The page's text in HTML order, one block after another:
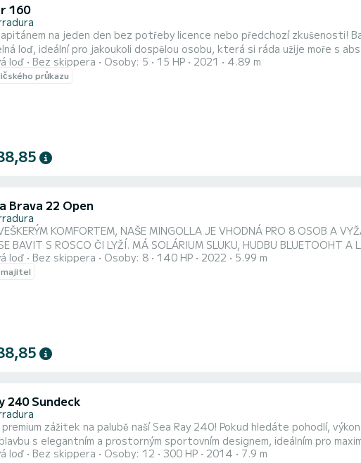
160
na jeden den bez potřeby licence nebo předchozí zkušenosti!
loď, ideální pro jakoukoli dospělou osobu, která si ráda užije moře s
sedadly pro 5 osob, který zve k povídání a relaxaci, stejně jako velmi
loď Bez skippera Osoby: 5 15 HP 2021 4.89 m
průkazu
Brava 22 Open
KOMFORTEM, NAŠE MINGOLLA JE VHODNÁ PRO 8 OSOB A
MOŽNÉ SE BAVIT S ROSCO ČI LYŽÍ. MÁ SOLÁRIUM SLUKU, HUDBU
loď
Bez skippera Osoby: 8 140 HP 2022 5.99 m
240 Sundeck
palubě naší Sea Ray 240! Pokud hledáte pohodlí, výkon a exkluzivitu, tento člun kombinuje neuvěřitelně
s elegantním a prostorným sportovním designem, ideálním pro
de Maro-Cerro Gordo, kde objevíte nedotčené zátoky s průzračnou
loď Bez skippera Osoby: 12 300 HP 2014 7.9 m